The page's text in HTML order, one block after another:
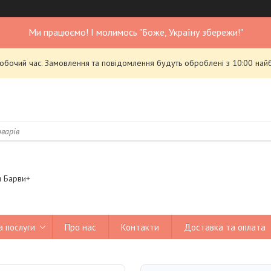
Ми працюємо! І молимось "Боже, Україну збережи!"
час. Замовлення та повідомлення будуть оброблені з 10:00
Барви+
послуги Про нас Контакти Доставка та оплата